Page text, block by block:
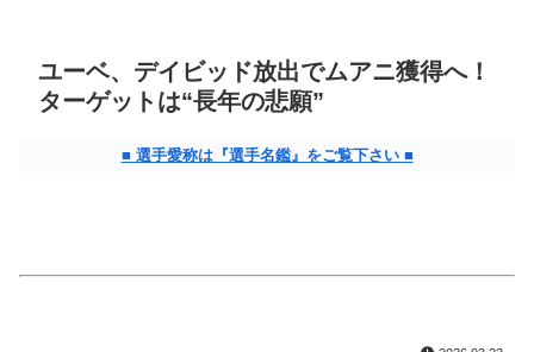
ユーベ、デイビッド放出でムアニ獲得へ！
ターゲットは“長年の悲願”
■ 選手愛称は『選手名鑑』をご覧下さい ■